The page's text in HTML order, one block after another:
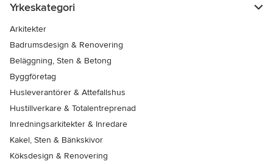
Yrkeskategori
Arkitekter
Badrumsdesign & Renovering
Beläggning, Sten & Betong
Byggföretag
Husleverantörer & Attefallshus
Hustillverkare & Totalentreprenad
Inredningsarkitekter & Inredare
Kakel, Sten & Bänkskivor
Köksdesign & Renovering